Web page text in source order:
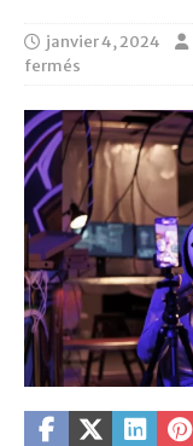
janvier 4, 2024
fermés